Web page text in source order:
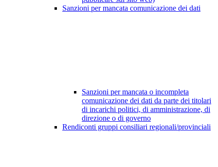
Sanzioni per mancata comunicazione dei dati
Sanzioni per mancata o incompleta
comunicazione dei dati da parte dei titolari
di incarichi politici, di amministrazione, di
direzione o di governo
Rendiconti gruppi consiliari regionali/provinciali